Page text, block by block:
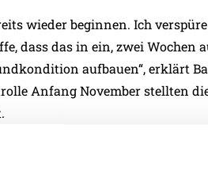
wieder beginnen. Ich
dass das in ein, zwei Wochen
aufbauen“, erklärt
Anfang November stellten
Die ersten sechs